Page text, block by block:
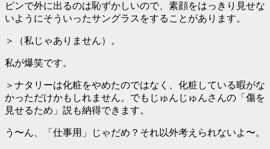
ピンで外に出るのは恥ずかしいので、素顔をはっきり見せな
いようにそういったサングラスをすることがあります。
＞（私じゃありません）。
私が爆笑です。
＞ナタリーは化粧をやめたのではなく、化粧している暇がな
かっただけかもしれません。でもじゅんじゅんさんの「傷を
見せるため」説も納得できます。
う〜ん、「仕事用」じゃだめ？それ以外考えられないよ〜。